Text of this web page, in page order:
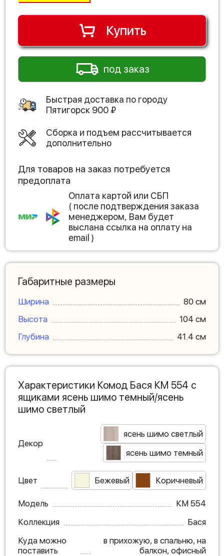
Купить
под заказ
Быстрая доставка по городу
Пятигорск 900 ₽
Сборка и подъем рассчитывается
дополнительно
Для товаров на заказ потребуется
предоплата
Оплата картой или СБП
( после подтверждения заказа
менеджером, Вам будет
выслана ссылка на оплату на
email )
Габаритные размеры
Ширина
80 см
Высота
104 см
Глубина
41.4 см
Характеристики Комод Бася КМ 554 с
ящиками ясень шимо темный/ясень
шимо светлый
Декор
ясень шимо светлый
ясень шимо темный
Цвет Бежевый Коричневый
Модель
КМ 554
Коллекция
Бася
Куда можно
поставить
в прихожую, в спальню, на
балкон, офисный